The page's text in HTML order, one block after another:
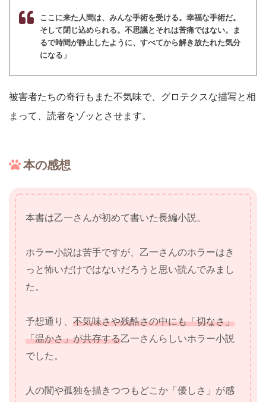
ここに来た人間は、みんな手術を受ける。幸福な手術だ。
そして閉じ込められる。不思議とそれは苦痛ではない。ま
るで時間が静止したように、すべてから解き放たれた気分
になる」
被害者たちの奇行もまた不気味で、グロテクスな描写と相
まって、読者をゾッとさせます。
本の感想
本書は乙一さんが初めて書いた長編小説。
ホラー小説は苦手ですが、乙一さんのホラーはき
っと怖いだけではないだろうと思い読んでみまし
た。
予想通り、 不気味さや残酷さの中にも「切なさ」
「温かさ」が共存する乙一さんらしいホラー小説
でした。
人の闇や孤独を描きつつもどこか「優しさ」が感